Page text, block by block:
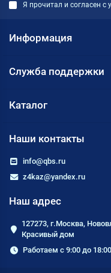
Я прочитал и согласен с
Информация
Служба поддержки
Каталог
Наши контакты
info@qbs.ru
z4kaz@yandex.ru
Наш адрес
127273, г.Москва,
Красивый дом
Работаем с 9:00 до